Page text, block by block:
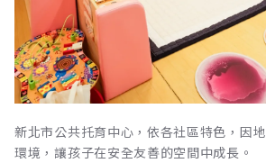
新北市公共托育中心，依各社區特色，因
環境，讓孩子在安全友善的空間中成長。